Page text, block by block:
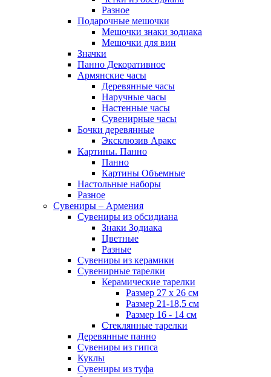
Разное
Подарочные мешочки
Мешочки знаки зодиака
Мешочки для вин
Значки
Панно Декоративное
Армянские часы
Деревянные часы
Наручные часы
Настенные часы
Сувенирные часы
Бочки деревянные
Эксклюзив Аракс
Картины. Панно
Панно
Картины Объемные
Настольные наборы
Разное
Сувениры – Армения
Сувениры из обсидиана
Знаки Зодиака
Цветные
Разные
Сувениры из керамики
Сувенирные тарелки
Керамические тарелки
Размер 27 х 26 см
Размер 21-18,5 см
Размер 16 - 14 см
Стеклянные тарелки
Деревянные панно
Сувениры из гипса
Куклы
Сувениры из туфа